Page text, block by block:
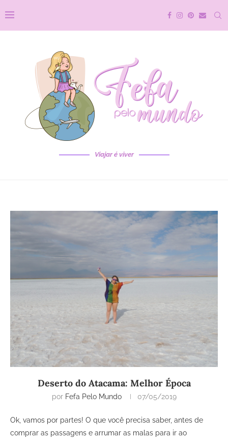
Viajar é viver
Deserto do Atacama: Melhor Época
por Fefa Pelo Mundo 07/05/2019
Ok, vamos por partes! O que você precisa saber, antes de
comprar as passagens e arrumar as malas para ir ao